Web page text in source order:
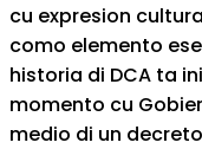
cu expresion
como elemento
historia di DCA ta
momento cu
medio di un